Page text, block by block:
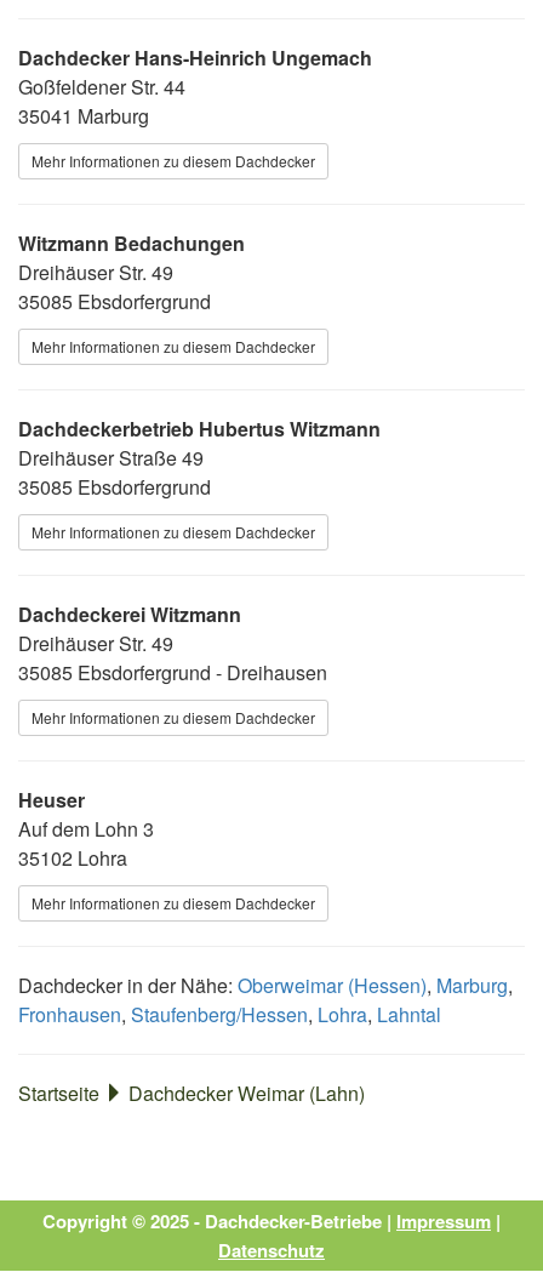
Dachdecker Hans-Heinrich Ungemach
Goßfeldener Str. 44
35041 Marburg
Mehr Informationen zu diesem Dachdecker
Witzmann Bedachungen
Dreihäuser Str. 49
35085 Ebsdorfergrund
Mehr Informationen zu diesem Dachdecker
Dachdeckerbetrieb Hubertus Witzmann
Dreihäuser Straße 49
35085 Ebsdorfergrund
Mehr Informationen zu diesem Dachdecker
Dachdeckerei Witzmann
Dreihäuser Str. 49
35085 Ebsdorfergrund - Dreihausen
Mehr Informationen zu diesem Dachdecker
Heuser
Auf dem Lohn 3
35102 Lohra
Mehr Informationen zu diesem Dachdecker
Dachdecker in der Nähe: Oberweimar (Hessen), Marburg,
Fronhausen, Staufenberg/Hessen, Lohra, Lahntal
Startseite Dachdecker Weimar (Lahn)
Copyright © 2025 - Dachdecker-Betriebe | Impressum |
Datenschutz